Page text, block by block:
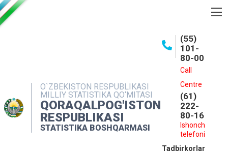
O`ZBEKISTON RESPUBLIKASI
MILLIY STATISTIKA QO‘MITASI
QORAQALPOG'ISTON
RESPUBLIKASI
STATISTIKA BOSHQARMASI
(55)
101-
80-00
Call
Centre
(61)
222-
80-16
Ishonch
telefoni
Tadbirkorlar
INTERAKTIV XIZMATLAR
MATBUOT XIZMATI
MUROJAATLAR